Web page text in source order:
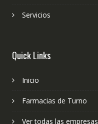
Servicios
Quick Links
Inicio
Farmacias de Turno
Ver todas las empresas